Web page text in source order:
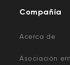
Compañía
Acerca de
Asociación